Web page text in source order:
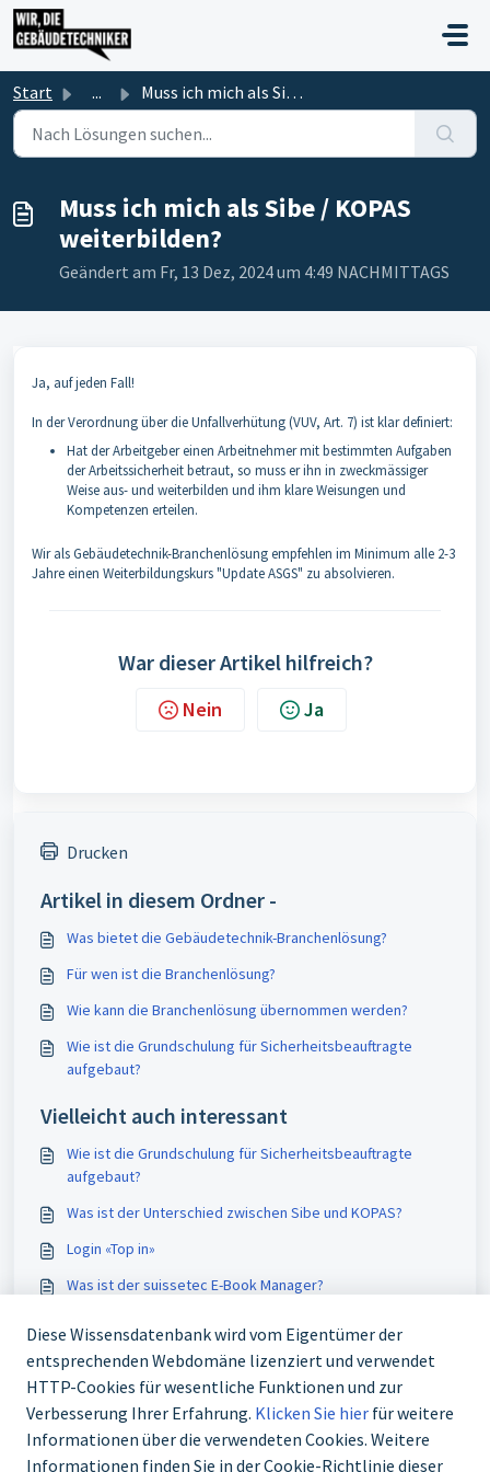
Zum hauptsächlichen Inhalt gehen
Start ... Muss ich mich als Sibe / KOPAS weiterbilden?
Muss ich mich als Sibe / KOPAS
weiterbilden?
Geändert am Fr, 13 Dez, 2024 um 4:49 NACHMITTAGS
Ja, auf jeden Fall!
In der Verordnung über die Unfallverhütung (VUV, Art. 7) ist klar definiert:
Hat der Arbeitgeber einen Arbeitnehmer mit bestimmten Aufgaben
der Arbeitssicherheit betraut, so muss er ihn in zweckmässiger
Weise aus- und weiterbilden und ihm klare Weisungen und
Kompetenzen erteilen.
Wir als Gebäudetechnik-Branchenlösung empfehlen im Minimum alle 2-3
Jahre einen Weiterbildungskurs "Update ASGS" zu absolvieren.
War dieser Artikel hilfreich?
Nein Ja
Drucken
Artikel in diesem Ordner -
Was bietet die Gebäudetechnik-Branchenlösung?
Für wen ist die Branchenlösung?
Wie kann die Branchenlösung übernommen werden?
Wie ist die Grundschulung für Sicherheitsbeauftragte
aufgebaut?
Vielleicht auch interessant
Wie ist die Grundschulung für Sicherheitsbeauftragte
aufgebaut?
Was ist der Unterschied zwischen Sibe und KOPAS?
Login «Top in»
Was ist der suissetec E-Book Manager?
Diese Wissensdatenbank wird vom Eigentümer der
entsprechenden Webdomäne lizenziert und verwendet
HTTP-Cookies für wesentliche Funktionen und zur
Verbesserung Ihrer Erfahrung. Klicken Sie hier für weitere
Informationen über die verwendeten Cookies. Weitere
Informationen finden Sie in der Cookie-Richtlinie dieser